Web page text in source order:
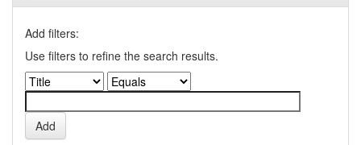
Add filters:
Use filters to refine the search results.